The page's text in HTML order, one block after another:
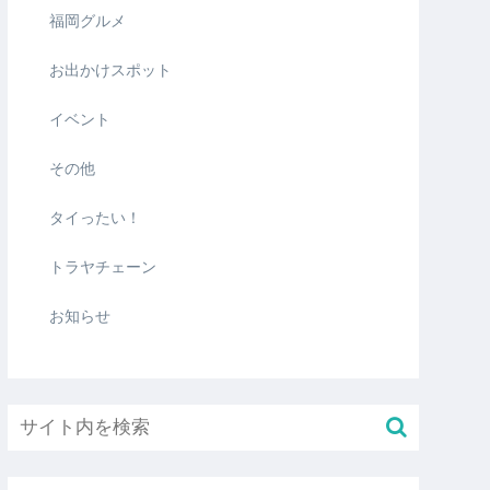
福岡グルメ
お出かけスポット
イベント
その他
タイったい！
トラヤチェーン
お知らせ